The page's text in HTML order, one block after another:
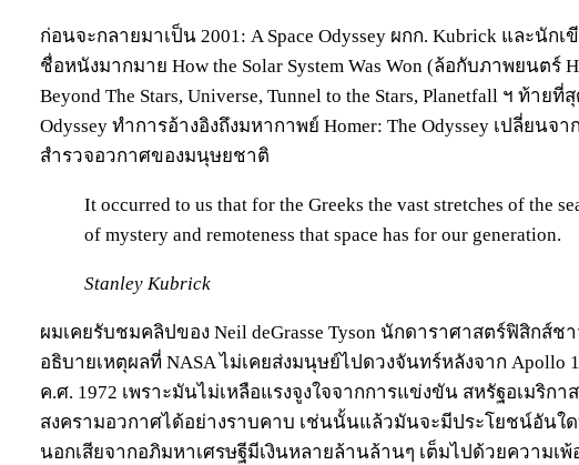
ก่อนจะกลายมาเป็น 2001: A Space Odyssey ผกก. Kubrick และนัก
ชื่อหนังมากมาย How the Solar System Was Won (ล้อกับภาพยนตร์
Beyond The Stars, Universe, Tunnel to the Stars, Planetfall ฯ ท้าย
Odyssey ทำการอ้างอิงถึงมหากาพย์ Homer: The Odyssey เปลี่ยน
สำรวจอวกาศของมนุษยชาติ
It occurred to us that for the Greeks the vast stretches of the
of mystery and remoteness that space has for our generation.
Stanley Kubrick
ผมเคยรับชมคลิปของ Neil deGrasse Tyson นักดาราศาสตร์ฟิสิกส์ช
อธิบายเหตุผลที่ NASA ไม่เคยส่งมนุษย์ไปดวงจันทร์หลังจาก Apollo
ค.ศ. 1972 เพราะมันไม่เหลือแรงจูงใจจากการแข่งขัน สหรัฐอเมริก
สงครามอวกาศได้อย่างราบคาบ เช่นนั้นแล้วมันจะมีประโยชน์อันใ
นอกเสียจากอภิมหาเศรษฐีมีเงินหลายล้านล้านๆ เต็มไปด้วยความเ